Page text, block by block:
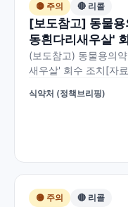
🟡 주의 🔴 리콜
[보도참고] 동물용
동흰다리새우살'
(보도참고) 동물용의
새우살' 회수 조치[자
식약처 (정책브리핑)
🟡 주의 🔴 리콜